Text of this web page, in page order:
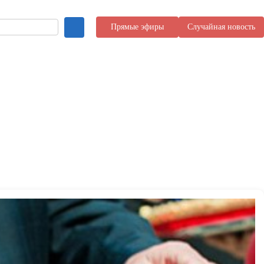
Прямые эфиры Случайная новость